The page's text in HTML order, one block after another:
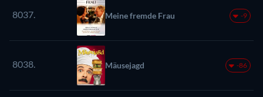
8037. Meine fremde Frau -9
8038. Mäusejagd -86